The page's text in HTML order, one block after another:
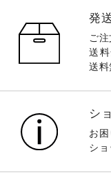
発
ご注
送
送料
シ
お
ショ